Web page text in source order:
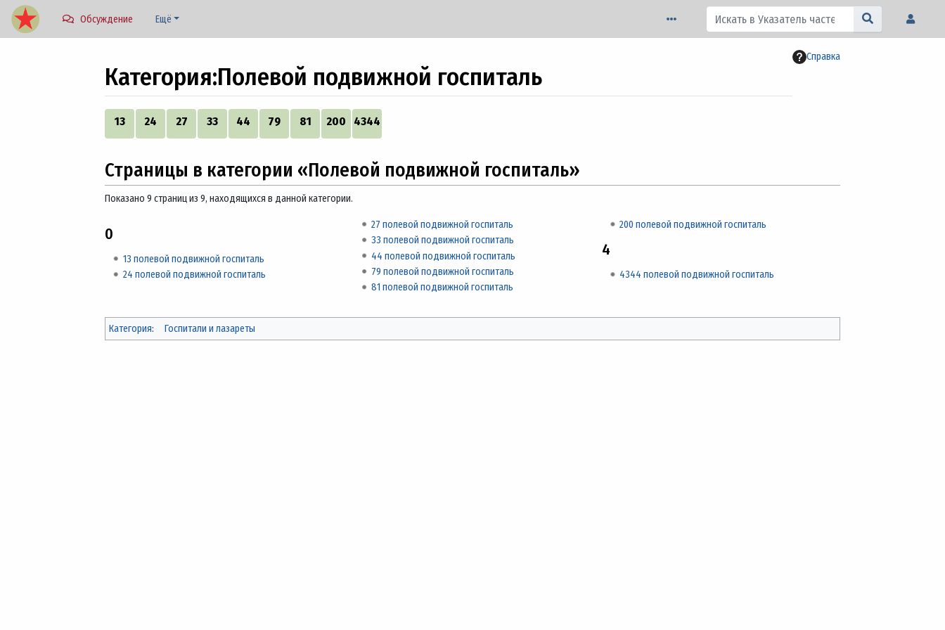
Обсуждение Ещё
Справка
Категория:Полевой подвижной госпиталь
Перейти к: навигация поиск
13 24 27 33 44 79 81 200 4344
Страницы в категории «Полевой подвижной госпиталь»
Показано 9 страниц из 9, находящихся в данной категории.
0
13 полевой подвижной госпиталь
24 полевой подвижной госпиталь
27 полевой подвижной госпиталь
33 полевой подвижной госпиталь
44 полевой подвижной госпиталь
79 полевой подвижной госпиталь
81 полевой подвижной госпиталь
200 полевой подвижной госпиталь
4
4344 полевой подвижной госпиталь
Категория: Госпитали и лазареты